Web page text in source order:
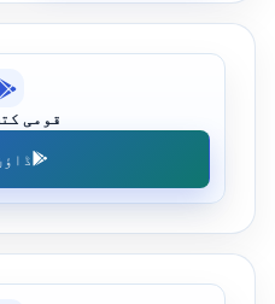
قومی